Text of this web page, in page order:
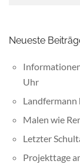
Neueste
Uhr
Malen wie
Letzter
Projekttage